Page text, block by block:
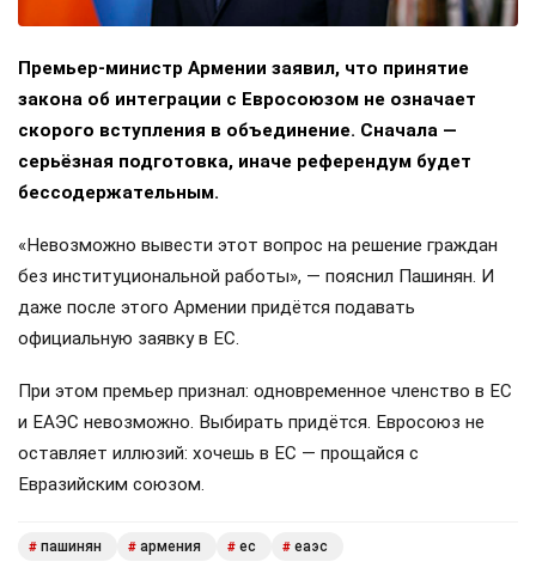
Премьер-министр Армении заявил, что принятие
закона об интеграции с Евросоюзом не означает
скорого вступления в объединение. Сначала —
серьёзная подготовка, иначе референдум будет
бессодержательным.
«Невозможно вывести этот вопрос на решение граждан
без институциональной работы», — пояснил Пашинян. И
даже после этого Армении придётся подавать
официальную заявку в ЕС.
При этом премьер признал: одновременное членство в ЕС
и ЕАЭС невозможно. Выбирать придётся. Евросоюз не
оставляет иллюзий: хочешь в ЕС — прощайся с
Евразийским союзом.
# пашинян # армения # ес # еаэс